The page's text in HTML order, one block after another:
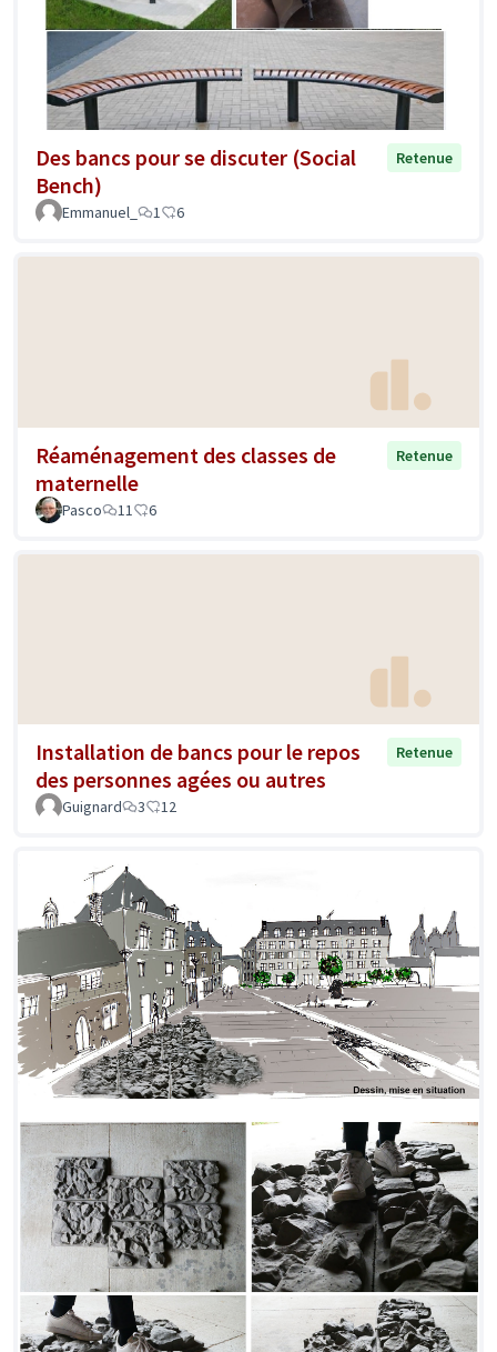
Des bancs pour se discuter (Social
Bench)
Retenue
Emmanuel_ 1 6
Réaménagement des classes de
maternelle
Retenue
Pasco 11 6
Installation de bancs pour le repos
des personnes agées ou autres
Retenue
Guignard 3 12